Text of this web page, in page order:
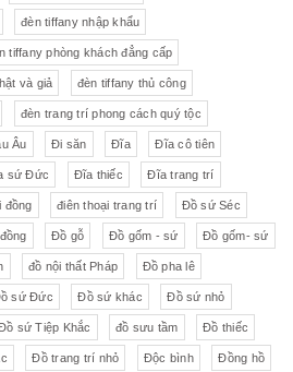
đèn tiffany nhập khẩu
tiffany phòng khách đẳng cấp
và giả đèn tiffany thủ công
đèn trang trí phong cách quý tộc
Âu Đi săn Đĩa Đĩa cô tiên
sứ Đức Đĩa thiếc Đĩa trang trí
đồng điên thoại trang trí Đồ sứ Séc
Đồ gỗ Đồ gốm - sứ Đồ gốm- sứ
đồ nội thất Pháp Đồ pha lê
sứ Đức Đồ sứ khác Đồ sứ nhỏ
sứ Tiệp Khắc đồ sưu tầm Đồ thiếc
Đồ trang trí nhỏ Độc bình Đồng hồ